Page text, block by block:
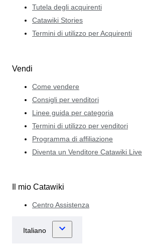
Tutela degli acquirenti
Catawiki Stories
Termini di utilizzo per Acquirenti
Vendi
Come vendere
Consigli per venditori
Linee guida per categoria
Termini di utilizzo per venditori
Programma di affiliazione
Diventa un Venditore Catawiki Live
Il mio Catawiki
Centro Assistenza